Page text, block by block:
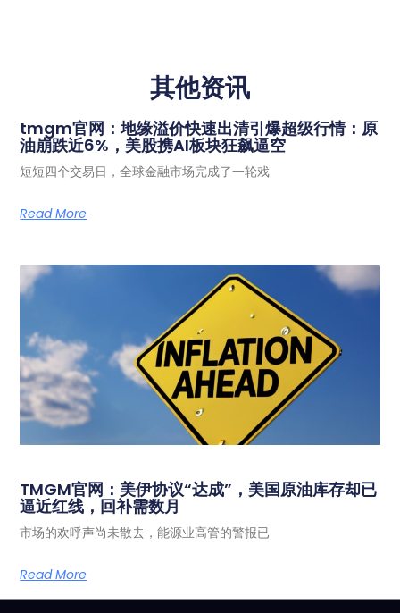
其他资讯
tmgm官网：地缘溢价快速出清引爆超级行情：原
油崩跌近6%，美股携AI板块狂飙逼空
短短四个交易日，全球金融市场完成了一轮戏
Read More
TMGM官网：美伊协议“达成”，美国原油库存却已
逼近红线，回补需数月
市场的欢呼声尚未散去，能源业高管的警报已
Read More